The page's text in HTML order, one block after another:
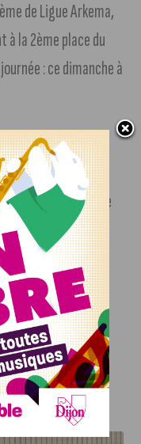
de Ligue Arkema,
à la 2ème place du
: ce dimanche à
de Ligue Butagaz
30, sur le terrain du
moment à la 8ème
15ème au
ce soir, sur le
à 20 heures, pour le